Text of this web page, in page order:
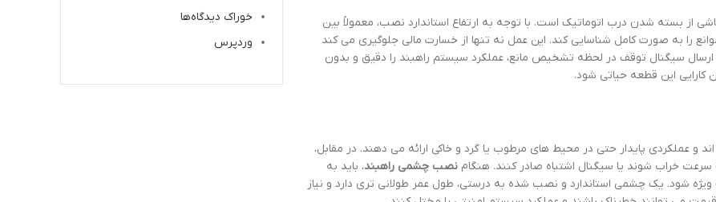
از بسته شدن درب اتوماتیک است. با توجه به ارتفاع استاندارد نصب، معمولاً بین
موانع را به صورت کامل شناسایی کند. این عمل نه تنها از خسارت مالی جلوگیری می کند
ارسال سیگنال توقف در لحظه تشخیص مانع، عملکرد سیستم راهبند را دقیق و بدون
این قطعه حیاتی شود.
عملکردی پایدار حتی در محیط های مرطوب یا گرد و خاکی ارائه می دهند. در مقابل،
خراب شوند یا سیگنال اشتباه صادر کنند. هنگام نصب چشمی راهبند، باید به
شود. یک چشمی استاندارد و نصب شده به درستی، طول عمر طولانی تری دارد و نیاز
خوراک دیدگاه‌ها
وردپرس